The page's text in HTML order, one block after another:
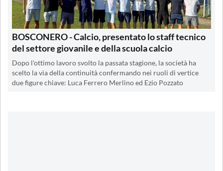
BOSCONERO - Calcio, presentato lo staff tecnico
del settore giovanile e della scuola calcio
Dopo l'ottimo lavoro svolto la passata stagione, la società ha
scelto la via della continuità confermando nei ruoli di vertice
due figure chiave: Luca Ferrero Merlino ed Ezio Pozzato